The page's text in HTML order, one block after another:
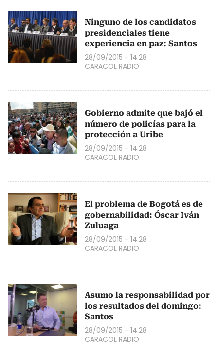
Ninguno de los candidatos
presidenciales tiene
experiencia en paz: Santos
28/09/2015 - 14:28
CARACOL RADIO
Gobierno admite que bajó el
número de policías para la
protección a Uribe
28/09/2015 - 14:28
CARACOL RADIO
El problema de Bogotá es de
gobernabilidad: Óscar Iván
Zuluaga
28/09/2015 - 14:28
CARACOL RADIO
Asumo la responsabilidad por
los resultados del domingo:
Santos
28/09/2015 - 14:28
CARACOL RADIO